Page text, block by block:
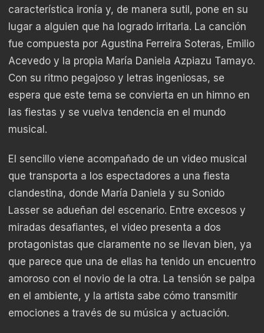
característica ironía y, de manera sutil, pone en su
lugar a alguien que ha logrado irritarla. La canción
fue compuesta por Agustina Ferreira Soteras, Emilio
Acevedo y la propia María Daniela Azpiazu Tamayo.
Con su ritmo pegajoso y letras ingeniosas, se
espera que este tema se convierta en un himno en
las fiestas y se vuelva tendencia en el mundo
musical.
El sencillo viene acompañado de un video musical
que transporta a los espectadores a una fiesta
clandestina, donde María Daniela y su Sonido
Lasser se adueñan del escenario. Entre excesos y
miradas desafiantes, el video presenta a dos
protagonistas que claramente no se llevan bien, ya
que parece que una de ellas ha tenido un encuentro
amoroso con el novio de la otra. La tensión se palpa
en el ambiente, y la artista sabe cómo transmitir
emociones a través de su música y actuación.